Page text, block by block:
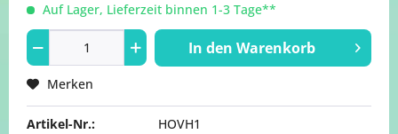
Auf Lager, Lieferzeit binnen 1-3 Tage**
In den Warenkorb
Merken
Artikel-Nr.:
HOVH1